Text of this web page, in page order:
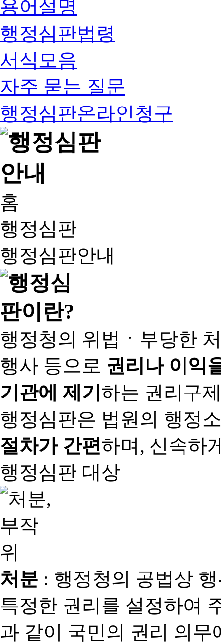
용어설명
행정심판법령
서식모음
자주 묻는 질문
행정심판온라인청구
홈
행정심판
행정심판안내
행정청의 위법ㆍ부당한
행사 등으로 권리나 이익
기관에 제기하는 권리구
행정심판은 법원의 행정
절차가 간편하며, 신속하
행정심판 대상
처분 : 행정청의 공법상
특정한 권리를 설정하여
과 같이 국민의 권리 의